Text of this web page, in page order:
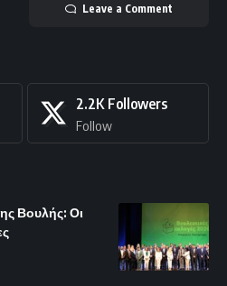
Leave a Comment
2.2K Followers
Follow
Βουλής: Οι